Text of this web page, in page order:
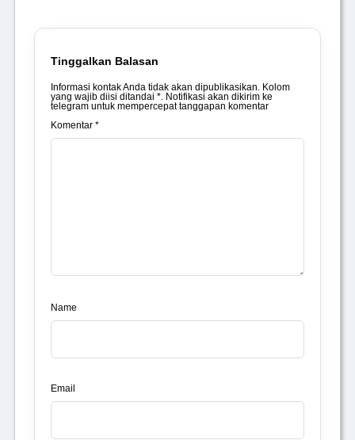
Tinggalkan Balasan
Informasi kontak Anda tidak akan dipublikasikan. Kolom
yang wajib diisi ditandai *. Notifikasi akan dikirim ke
telegram untuk mempercepat tanggapan komentar
Komentar *
Name
Email